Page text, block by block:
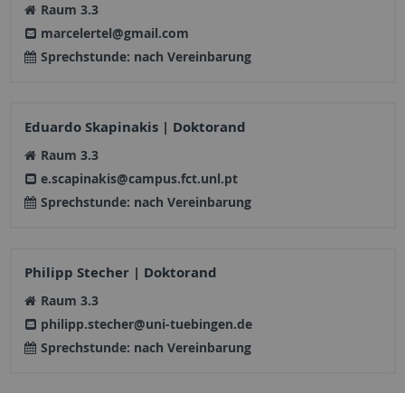
Raum 3.3
marcelertel@gmail.com
Sprechstunde: nach Vereinbarung
Eduardo Skapinakis | Doktorand
Raum 3.3
e.scapinakis@campus.fct.unl.pt
Sprechstunde: nach Vereinbarung
Philipp Stecher | Doktorand
Raum 3.3
philipp.stecher@uni-tuebingen.de
Sprechstunde: nach Vereinbarung